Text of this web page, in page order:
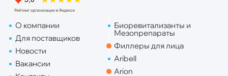
О компании
Для поставщиков
Новости
Вакансии
Биоревитализанты и
Мезопрепараты
Филлеры для лица
Aribell
Arion